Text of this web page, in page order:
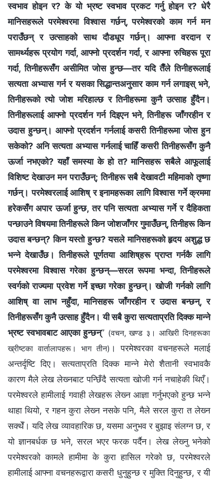
स्वभाव होइन र? के यो भ्रष्ट स्वभाव प्रकट गर्नु होइन र? धेरै
मानिसहरूले परमेश्‍वरमा विश्‍वास गर्छन्, परमेश्‍वरको काम गर्न मन
पराउँछन् र उत्साहको साथ दौडधूप गर्छन्। आफ्‍ना वरदान र
सामर्थ्यहरू प्रयोग गर्दा, आफ्‍नो प्रदर्शन गर्दा, र आफ्‍ना रुचिहरू पूरा
गर्दा, तिनीहरूसँग असीमित जोस हुन्छ—तर यदि तैँले तिनीहरूलाई
सत्यता अभ्यास गर्न र यसका सिद्धान्तअनुसार काम गर्न लगाइस् भने,
तिनीहरूको त्यो जोश मरिहाल्छ र तिनीहरूमा कुनै उत्साह हुँदैन।
तिनीहरूलाई आफ्‍नो प्रदर्शन गर्न दिइएन भने, तिनीहरू जाँगरहीन र
उदास हुन्छन्। आफ्नो प्रदर्शन गर्नलाई कसरी तिनीहरूमा जोस हुन
सकेको? अनि सत्यता अभ्यास गर्नलाई चाहिँ कसरी तिनीहरूसँग कुनै
ऊर्जा नभएको? यहाँ समस्या के हो त? मानिसहरू सबैले आफूलाई
विशिष्ट देखाउन मन पराउँछन्; तिनीहरू सबै देखावटी महिमाको तृष्णा
गर्छन्। परमेश्‍वरलाई आशिष्‌ र इनामहरूका लागि विश्‍वास गर्ने क्रममा
हरेकसँग अपार ऊर्जा हुन्छ, तर पनि सत्यता अभ्यास गर्ने र दैहिकता
पन्छाउने विषयमा तिनीहरूले किन जोशजाँगर गुमाउँछन्, तिनीहरू किन
उदास बन्छन्? किन यस्तो हुन्छ? यसले मानिसहरूको हृदय अशुद्ध छ
भन्‍ने देखाउँछ। तिनीहरूले पूर्णतया आशिष्‌हरू प्राप्त गर्नकै लागि
परमेश्‍वरमा विश्‍वास गरेका हुन्छन्—सरल रूपमा भन्दा, तिनीहरूले
स्वर्गको राज्यमा प्रवेश गर्ने इच्‍छा गरेका हुन्छन्। खोजी गर्नको लागि
आशिष्‌ वा लाभ नहुँदा, मानिसहरू जाँगरहीन र उदास बन्छन्, र
तिनीहरूसँग कुनै उत्साह हुँदैन। यी सबै कुरा सत्यताप्रति दिक्‍क मान्‍ने
भ्रष्ट स्वभावबाट आएका हुन्छन्” (वचन, खण्ड ३। आखिरी दिनहरूका
ख्रीष्टका वार्तालापहरू। भाग तीन) । परमेश्‍वरका वचनहरूले मलाई
अन्तर्दृष्टि दिए। सत्यताप्रति दिक्‍क मान्‍ने मेरो शैतानी स्वभावकै
कारण मैले लेख लेख्‍नबाट पन्छिँदै सत्यता खोजी गर्न नचाहेकी थिएँ।
परमेश्‍वरले हामीलाई गवाही लेखहरू लेख्‍न आज्ञा गर्नुभएको हुन्छ भन्‍ने
थाहा थियो, र गहन कुरा लेख्‍न नसके पनि, मैले सरल कुरा त लेख्‍न
सक्थेँ। यदि लेख व्यावहारिक छ, यसमा अनुभव र बुझाइ संलग्‍न छ, र
यो ज्ञानबर्धक छ भने, सरल भएर फरक पर्दैन। लेख लेख्‍नु भनेको
परमेश्‍वरको कामले हामीमा के कुरा हासिल गरेको छ, परमेश्‍वरले
हामीलाई आफ्‍ना वचनहरूद्वारा कसरी धुनुहुन्छ र मुक्ति दिनुहुन्छ, र यी